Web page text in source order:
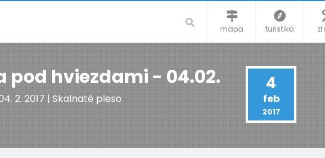
mapa turistika
pod hviezdami - 04.02.
2. 2017 | Skalnaté pleso
4
feb
2017